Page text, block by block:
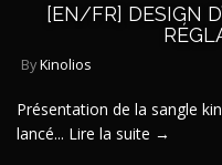
[EN/FR] DESIGN
ByKinolios
Présentation de la sangle
lancé... Lire la suite →